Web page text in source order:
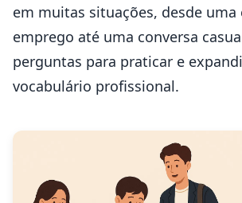
em muitas situações, desde
emprego até uma conversa
perguntas para praticar e
vocabulário profissional.